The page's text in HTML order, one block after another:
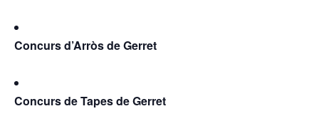
Concurs d’Arròs de Gerret
Concurs de Tapes de Gerret